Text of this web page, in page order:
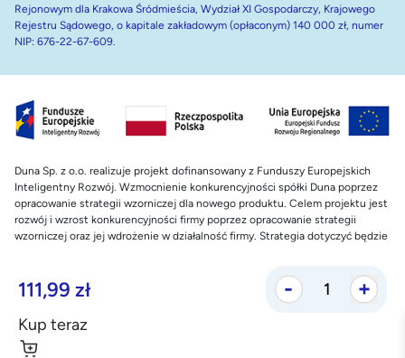
111,99 zł
Kup teraz
Rejonowym dla Krakowa Śródmieścia, Wydział XI Gospodarczy, Krajowego
Rejestru Sądowego, o kapitale zakładowym (opłaconym) 140 000 zł, numer
NIP: 676-22-67-609.
Duna Sp. z o.o. realizuje projekt dofinansowany z Funduszy Europejskich
Inteligentny Rozwój. Wzmocnienie konkurencyjności spółki Duna poprzez
opracowanie strategii wzorniczej dla nowego produktu. Celem projektu jest
rozwój i wzrost konkurencyjności firmy poprzez opracowanie strategii
wzorniczej oraz jej wdrożenie w działalność firmy. Strategia dotyczyć będzie
Nazwa projektu:
Wartość projektu:
Dofinansowanie projektu z UE:
Okres realizacji: